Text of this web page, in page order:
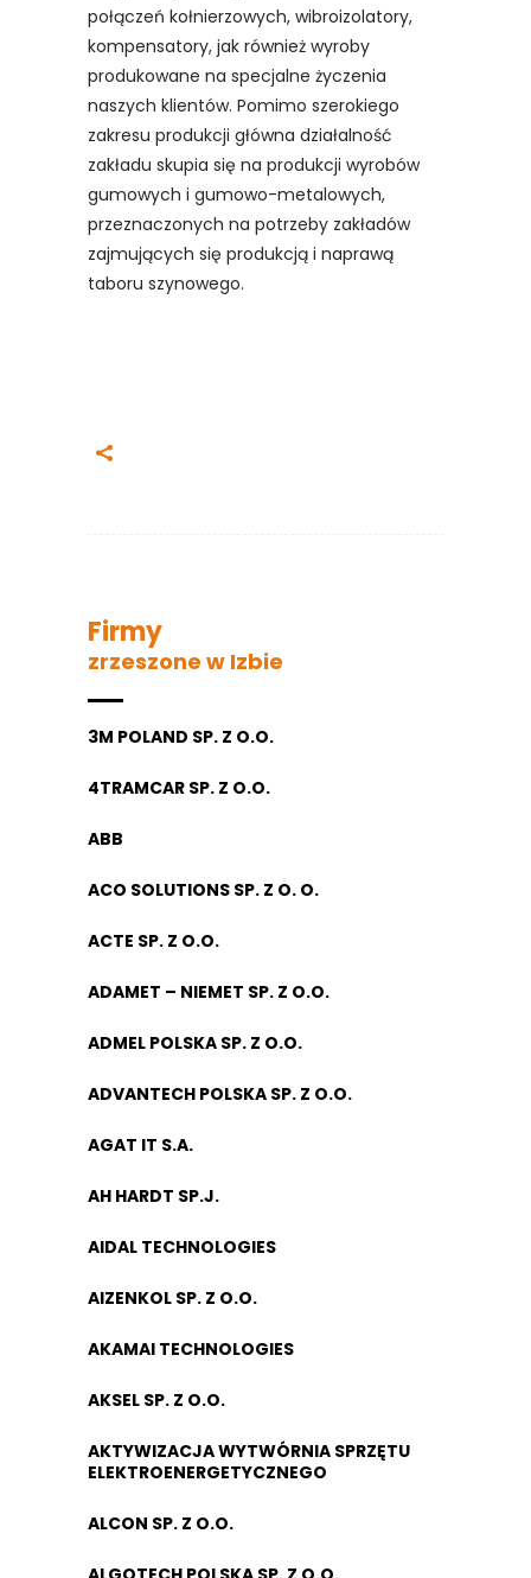
połączeń kołnierzowych, wibroizolatory,
kompensatory, jak również wyroby
produkowane na specjalne życzenia
naszych klientów. Pomimo szerokiego
zakresu produkcji główna działalność
zakładu skupia się na produkcji wyrobów
gumowych i gumowo-metalowych,
przeznaczonych na potrzeby zakładów
zajmujących się produkcją i naprawą
taboru szynowego.
Firmy
zrzeszone w Izbie
3M POLAND SP. Z O.O.
4TRAMCAR SP. Z O.O.
ABB
ACO SOLUTIONS SP. Z O. O.
ACTE SP. Z O.O.
ADAMET – NIEMET SP. Z O.O.
ADMEL POLSKA SP. Z O.O.
ADVANTECH POLSKA SP. Z O.O.
AGAT IT S.A.
AH HARDT SP.J.
AIDAL TECHNOLOGIES
AIZENKOL SP. Z O.O.
AKAMAI TECHNOLOGIES
AKSEL SP. Z O.O.
AKTYWIZACJA WYTWÓRNIA SPRZĘTU
ELEKTROENERGETYCZNEGO
ALCON SP. Z O.O.